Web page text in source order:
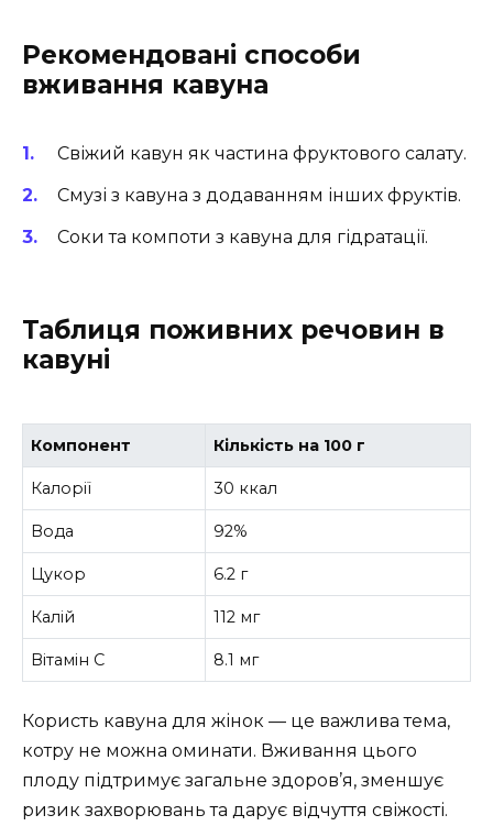
Рекомендовані способи
вживання кавуна
Свіжий кавун як частина фруктового салату.
Смузі з кавуна з додаванням інших фруктів.
Соки та компоти з кавуна для гідратації.
Таблиця поживних речовин в
кавуні
Компонент Кількість на 100 г
Калорії 30 ккал
Вода 92%
Цукор 6.2 г
Калій 112 мг
Вітамін C 8.1 мг
Користь кавуна для жінок — це важлива тема,
котру не можна оминати. Вживання цього
плоду підтримує загальне здоров’я, зменшує
ризик захворювань та дарує відчуття свіжості.